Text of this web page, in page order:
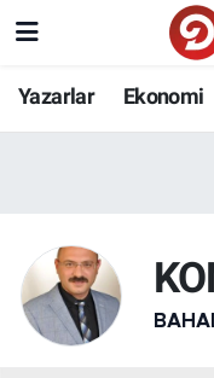
Yazarlar Ekonomi